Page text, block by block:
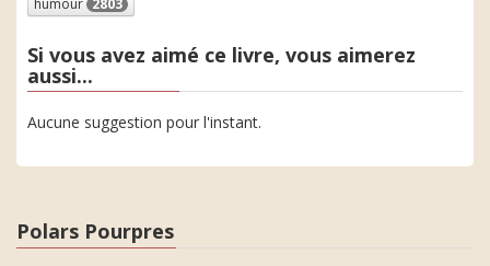
Si vous avez aimé ce livre, vous aimerez
aussi...
Aucune suggestion pour l'instant.
Polars Pourpres